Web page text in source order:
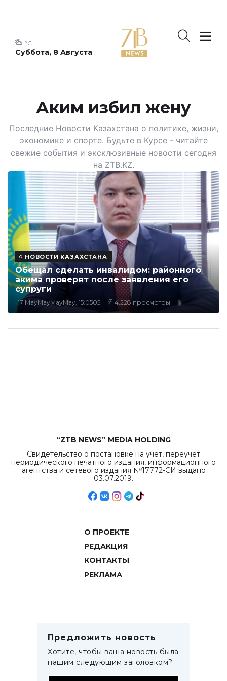
Суббота, 8 Августа
°C
Аким избил жену
Последние Новости Казахстана о политике, жизни,
экономике и спорте. Будьте в Курсе - читайте
свежие события и эксклюзивные новости сегодня
на ZTB.KZ.
НОВОСТИ КАЗАХСТАНА
Обещал сделать инвалидом: районного
акима проверят после заявления его
супруги
17 MayMayMayMay, 15:0505 4,228 просмотры
“ZTB NEWS” MEDIA HOLDING
Свидетельство о постановке на учет, переучет
периодического печатного издания, информационного
агентства и сетевого издания №17772-СИ выдано
03.07.2019.
О ПРОЕКТЕ
РЕДАКЦИЯ
КОНТАКТЫ
РЕКЛАМА
Предложить новость
Хотите, чтобы ваша новость была
нашим следующим заголовком?